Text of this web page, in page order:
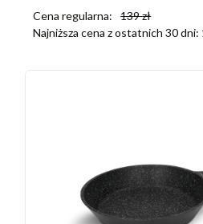
Cena regularna: 139zł
Najniższa cena z ostatnich 30 dni: